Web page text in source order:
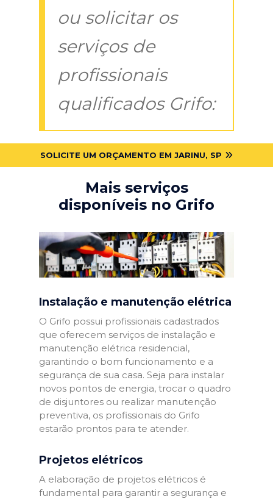
ou solicitar os
serviços de
profissionais
qualificados Grifo:
SOLICITE UM ORÇAMENTO EM JARINU, SP
Mais serviços
disponíveis no Grifo
Instalação e manutenção elétrica
O Grifo possui profissionais cadastrados
que oferecem serviços de instalação e
manutenção elétrica residencial,
garantindo o bom funcionamento e a
segurança de sua casa. Seja para instalar
novos pontos de energia, trocar o quadro
de disjuntores ou realizar manutenção
preventiva, os profissionais do Grifo
estarão prontos para te atender.
Projetos elétricos
A elaboração de projetos elétricos é
fundamental para garantir a segurança e